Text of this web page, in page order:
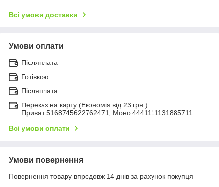
Всі умови доставки
Умови оплати
Післяплата
Готівкою
Післяплата
Переказ на карту (Економія від 23 грн.)
Приват:5168745622762471, Моно:4441111131885711
Всі умови оплати
Умови повернення
Повернення товару впродовж 14 днів за рахунок покупця